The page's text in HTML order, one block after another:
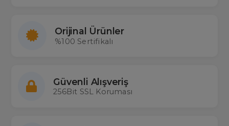
Orijinal Ürünler
%100 Sertifikalı
Güvenli Alışveriş
256Bit SSL Koruması